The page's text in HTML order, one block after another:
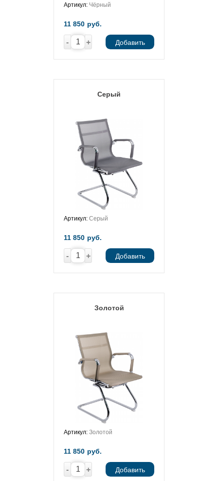
Артикул: Чёрный
11 850 руб.
- + Добавить
Серый
Артикул: Серый
11 850 руб.
- + Добавить
Золотой
Артикул: Золотой
11 850 руб.
- + Добавить